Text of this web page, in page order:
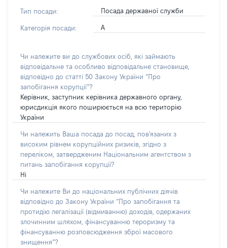
Тип посади: Посада державної служби
Категорія посади: А
Чи належите ви до службових осіб, які займають
відповідальне та особливо відповідальне становище,
відповідно до статті 50 Закону України “Про
запобігання корупції”?
Керівник, заступник керівника державного органу,
юрисдикція якого поширюється на всю територію
України
Чи належить Ваша посада до посад, пов'язаних з
високим рівнем корупційних ризиків, згідно з
переліком, затвердженим Національним агентством з
питань запобігання корупції?
Ні
Чи належите Ви до національних публічних діячів
відповідно до Закону України “Про запобігання та
протидію легалізації (відмиванню) доходів, одержаних
злочинним шляхом, фінансуванню тероризму та
фінансуванню розповсюдження зброї масового
знищення”?